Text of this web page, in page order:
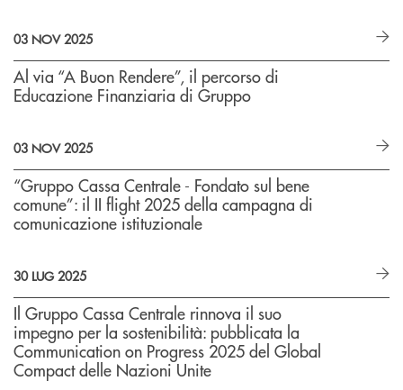
03 NOV 2025
Al via “A Buon Rendere”, il percorso di
Educazione Finanziaria di Gruppo
03 NOV 2025
“Gruppo Cassa Centrale - Fondato sul bene
comune”: il II flight 2025 della campagna di
comunicazione istituzionale
30 LUG 2025
Il Gruppo Cassa Centrale rinnova il suo
impegno per la sostenibilità: pubblicata la
Communication on Progress 2025 del Global
Compact delle Nazioni Unite